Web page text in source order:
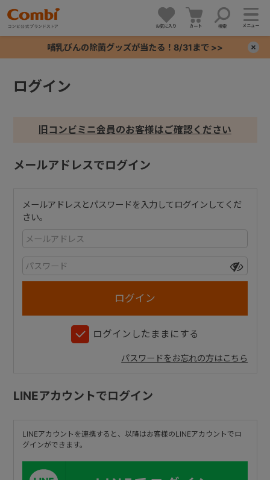
お気に入り カート 検索 メニュー
哺乳びんの除菌グッズが当たる！8/31まで >>
ログイン
旧コンビミニ会員のお客様はご確認ください
メールアドレスでログイン
メールアドレスとパスワードを入力してログインしてくだ
さい。
ログインしたままにする
パスワードをお忘れの方はこちら
LINEアカウントでログイン
LINEアカウントを連携すると、以降はお客様のLINEアカウントでロ
グインができます。